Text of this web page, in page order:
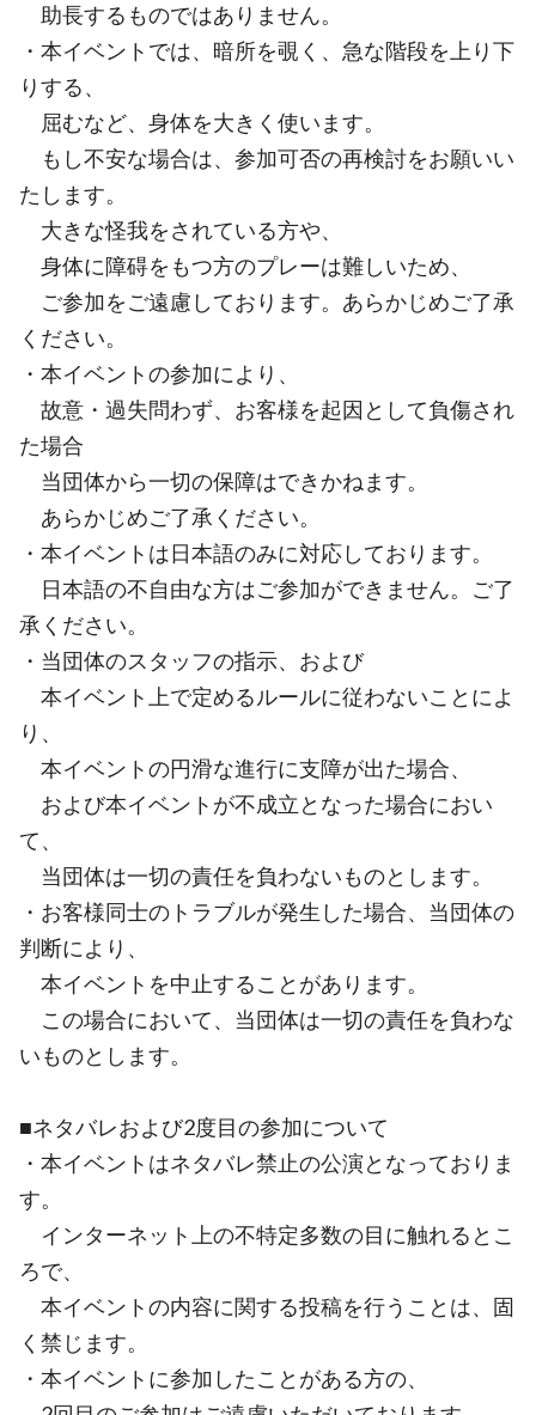
助長するものではありません。
・本イベントでは、暗所を覗く、急な階段を上り下
りする、
屈むなど、身体を大きく使います。
もし不安な場合は、参加可否の再検討をお願いい
たします。
大きな怪我をされている方や、
身体に障碍をもつ方のプレーは難しいため、
ご参加をご遠慮しております。あらかじめご了承
ください。
・本イベントの参加により、
故意・過失問わず、お客様を起因として負傷され
た場合
当団体から一切の保障はできかねます。
あらかじめご了承ください。
・本イベントは日本語のみに対応しております。
日本語の不自由な方はご参加ができません。ご了
承ください。
・当団体のスタッフの指示、および
本イベント上で定めるルールに従わないことによ
り、
本イベントの円滑な進行に支障が出た場合、
および本イベントが不成立となった場合におい
て、
当団体は一切の責任を負わないものとします。
・お客様同士のトラブルが発生した場合、当団体の
判断により、
本イベントを中止することがあります。
この場合において、当団体は一切の責任を負わな
いものとします。
■ネタバレおよび2度目の参加について
・本イベントはネタバレ禁止の公演となっておりま
す。
インターネット上の不特定多数の目に触れるとこ
ろで、
本イベントの内容に関する投稿を行うことは、固
く禁じます。
・本イベントに参加したことがある方の、